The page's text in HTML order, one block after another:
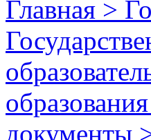
Главная >
документы